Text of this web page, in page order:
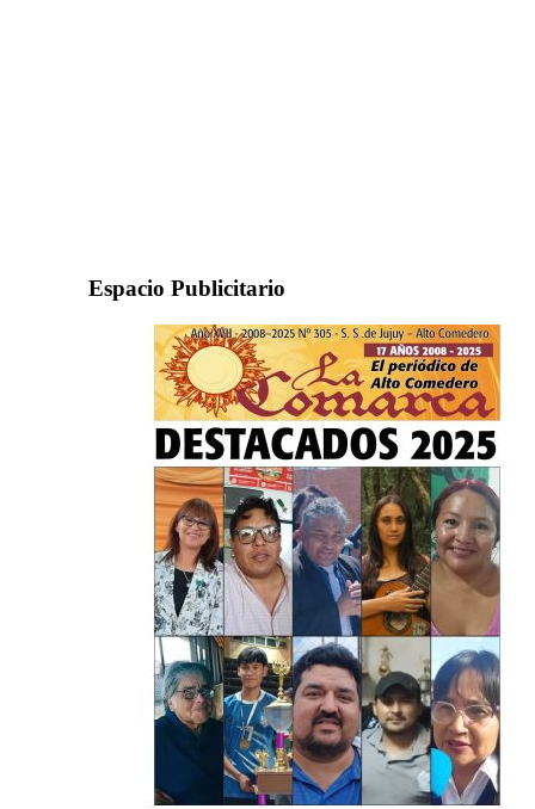
Espacio Publicitario